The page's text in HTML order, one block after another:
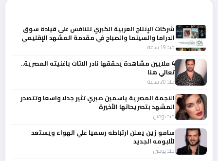
شركات الإنتاج العربية الكبري تتنافس على قيادة سوق
الدراما والسينما والصباح في مقدمة المشهد الإقليمي
منذ 19 ساعة
4 ملايين مشاهدة يحققها نادر الاتات باغنيته المصرية..
تعالي هنا
منذ 20 ساعة
النجمة المصرية ياسمين صبري تثير جدلا واسعا وتتصدر
المشهد بتصريحاتها الأخيرة
منذ يومين
سامو زين يعلن ارتباطه رسميا علي الهواء ويستعد
لألبومه الجديد
منذ يومين